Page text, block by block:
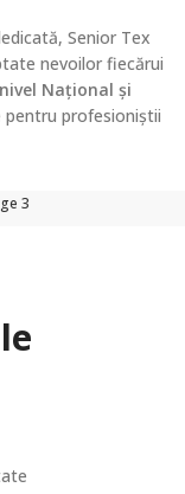
Senior Tex
nevoilor fiecărui
Național și
pentru profesioniștii